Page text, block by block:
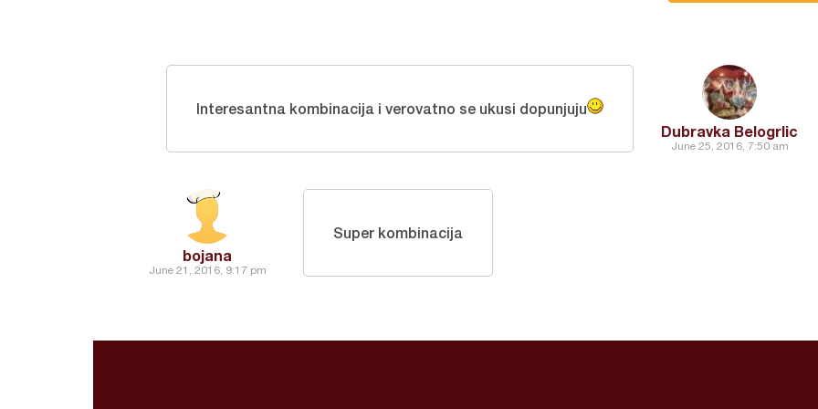
Dubravka Belogrlic
June 25, 2016, 7:50 am
Interesantna kombinacija i verovatno se ukusi dopunjuju
bojana
June 21, 2016, 9:17 pm
Super kombinacija